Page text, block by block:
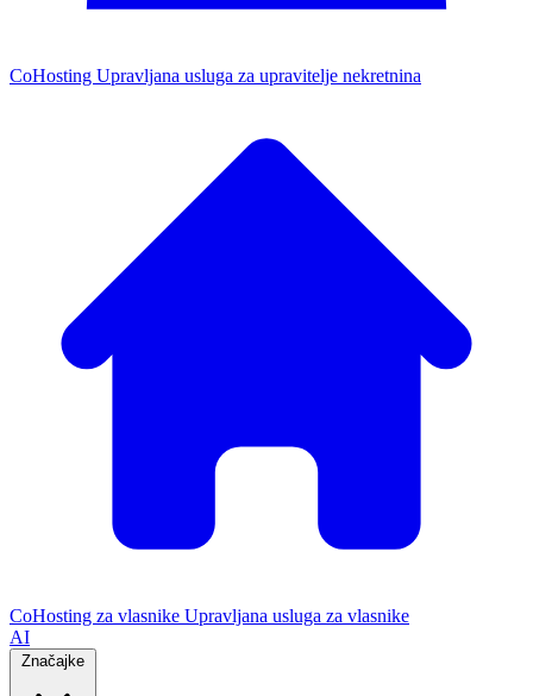
CoHosting Upravljana usluga za upravitelje nekretnina
CoHosting za vlasnike Upravljana usluga za vlasnike
AI